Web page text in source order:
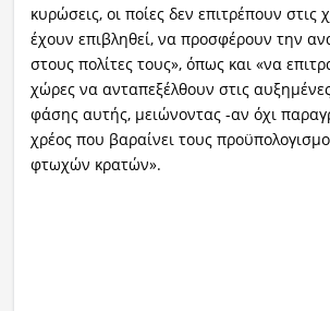
κυρώσεις, οι ποίες δεν επιτρέπουν στις
έχουν επιβληθεί, να προσφέρουν την
στους πολίτες τους», όπως και «να
χώρες να ανταπεξέλθουν στις
φάσης αυτής, μειώνοντας -αν όχι
χρέος που βαραίνει τους
φτωχών κρατών».